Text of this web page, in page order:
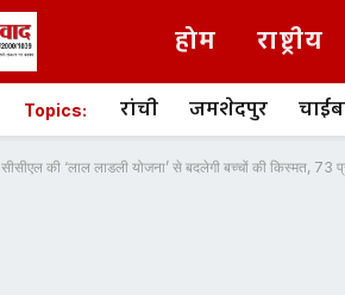
होम राष्ट्रीय
Topics: रांची जमशेदपुर
सीसीएल की ‘लाल लाडली योजना’ से बदलेगी बच्चों की किस्मत, 73